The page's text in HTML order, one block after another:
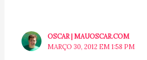
OSCAR | MAUOSCAR.COM
MARÇO 30, 2012 EM 1:58 PM